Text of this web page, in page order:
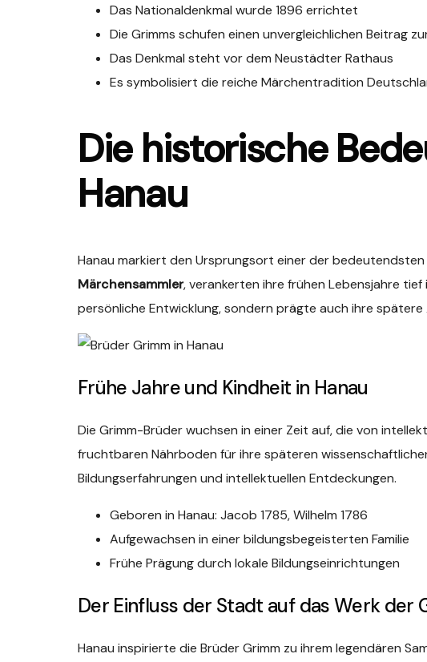
Das Nationaldenkmal wurde 1896 errichtet
Die Grimms schufen einen unvergleichlichen Beitrag
Das Denkmal steht vor dem Neustädter Rathaus
Es symbolisiert die reiche Märchentradition
Die historische
Hanau
Hanau markiert den Ursprungsort einer der
Märchensammler, verankerten ihre frühen Lebensjahre tief
persönliche Entwicklung, sondern prägte auch ihre
Frühe Jahre und Kindheit in Hanau
Die Grimm-Brüder wuchsen in einer Zeit auf, die von
fruchtbaren Nährboden für ihre späteren
Bildungserfahrungen und intellektuellen Entdeckungen.
Geboren in Hanau: Jacob 1785, Wilhelm 1786
Aufgewachsen in einer bildungsbegeisterten Familie
Frühe Prägung durch lokale Bildungseinrichtungen
Der Einfluss der Stadt auf das Werk der
Hanau inspirierte die Brüder Grimm zu ihrem legendären